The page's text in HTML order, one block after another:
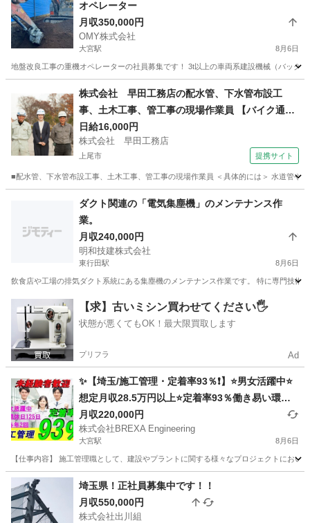
オペレーター
月収350,000円
OMY株式会社
大宮駅 8月6日
地盤改良工事の重機オペレーターの社員募集です！ 3t以上の車両系建設機械（バック
さいたま市 大宮駅 土木 埼玉 上尾市 東大宮駅
土木 重機
株式会社 早田工務店の配水管、下水管布設工
事、土木工事、管工事の現場作業員 【バイク通勤
OK】
日給16,000円
株式会社 早田工務店
上尾市 提携サイト
■配水管、下水管布設工事、土木工事、管工事の現場作業員 ＜具体的には＞ 水道管や
施工管理
ダクト関連の「電気集塵機」のメンテナンス作
業。
月収240,000円
明和技建株式会社
東行田駅 8月6日
飲食店や工場の排気ダクト系統にある集塵機のメンテナンス作業です。 特に専門技
埼玉 行田市 東行田駅 その他
【求】古いミシン買わせてください🖐️
状態が悪くてもOK！最大限買取します
プリフラ Ad
✨【埼玉/施工管理・定着率93％❗】⭐男女活躍中⭐
想定月収28.5万円以上⭐定着率93％働き易い環境
🎶／未経験者積極採用◎選考１回⭐未経験者でも安
心サポート🔰/国家資格が取得できる‼️
月収220,000円
株式会社BREXA Engineering
大宮駅 8月6日
【仕事内容】 施工管理職として、建設やプラントに関する様々なプロジェクトにお
埼玉 さいたま市 大宮駅 施工管理
埼玉県！正社員募集中です！！
月収550,000円
株式会社出川組